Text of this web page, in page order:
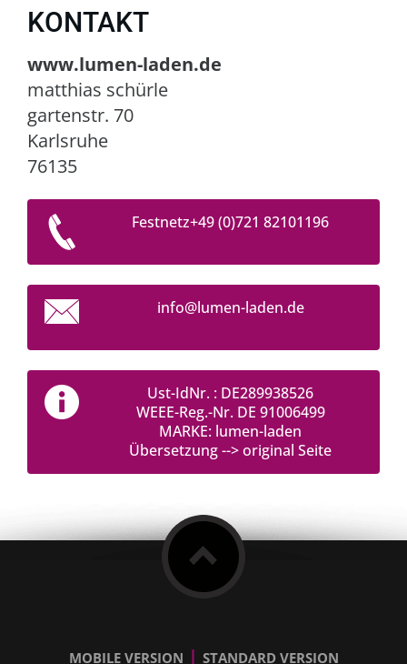
KONTAKT
www.lumen-laden.de
matthias schürle
gartenstr. 70
Karlsruhe
76135
Festnetz+49 (0)721 82101196
info@lumen-laden.de
Ust-IdNr. : DE289938526
WEEE-Reg.-Nr. DE 91006499
MARKE: lumen-laden
Übersetzung --> original Seite
MOBILE VERSION | STANDARD VERSION